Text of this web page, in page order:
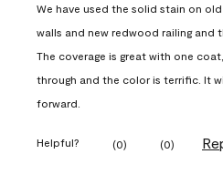
We have used the solid stain on
walls and new redwood railing and
The coverage is great with one
through and the color is terrific. It
forward.
Helpful? (0) (0)